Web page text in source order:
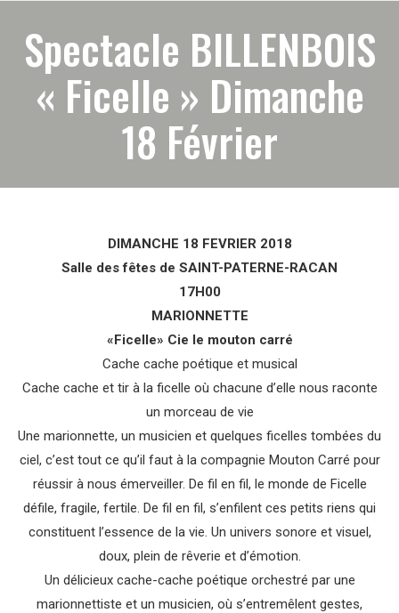
Spectacle BILLENBOIS
« Ficelle » Dimanche
18 Février
DIMANCHE 18 FEVRIER 2018
Salle des fêtes de SAINT-PATERNE-RACAN
17H00
MARIONNETTE
«Ficelle» Cie le mouton carré
Cache cache poétique et musical
Cache cache et tir à la ficelle où chacune d’elle nous raconte
un morceau de vie
Une marionnette, un musicien et quelques ficelles tombées du
ciel, c’est tout ce qu’il faut à la compagnie Mouton Carré pour
réussir à nous émerveiller. De fil en fil, le monde de Ficelle
défile, fragile, fertile. De fil en fil, s’enfilent ces petits riens qui
constituent l’essence de la vie. Un univers sonore et visuel,
doux, plein de rêverie et d’émotion.
Un délicieux cache-cache poétique orchestré par une
marionnettiste et un musicien, où s’entremêlent gestes,